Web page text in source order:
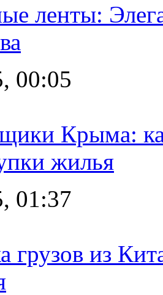
ленты:
00:05
Крыма:
жилья
01:37
грузов из